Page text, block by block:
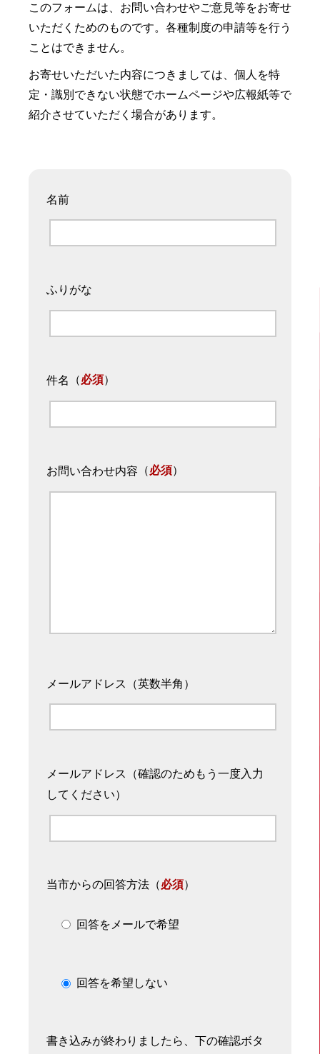
このフォームは、お問い合わせやご意見等をお寄せ
いただくためのものです。各種制度の申請等を行う
ことはできません。
お寄せいただいた内容につきましては、個人を特
定・識別できない状態でホームページや広報紙等で
紹介させていただく場合があります。
名前
ふりがな
件名 （必須）
お問い合わせ内容 （必須）
メールアドレス（英数半角）
メールアドレス（確認のためもう一度入力
してください）
当市からの回答方法 （必須）
回答をメールで希望
回答を希望しない
書き込みが終わりましたら、下の確認ボタ